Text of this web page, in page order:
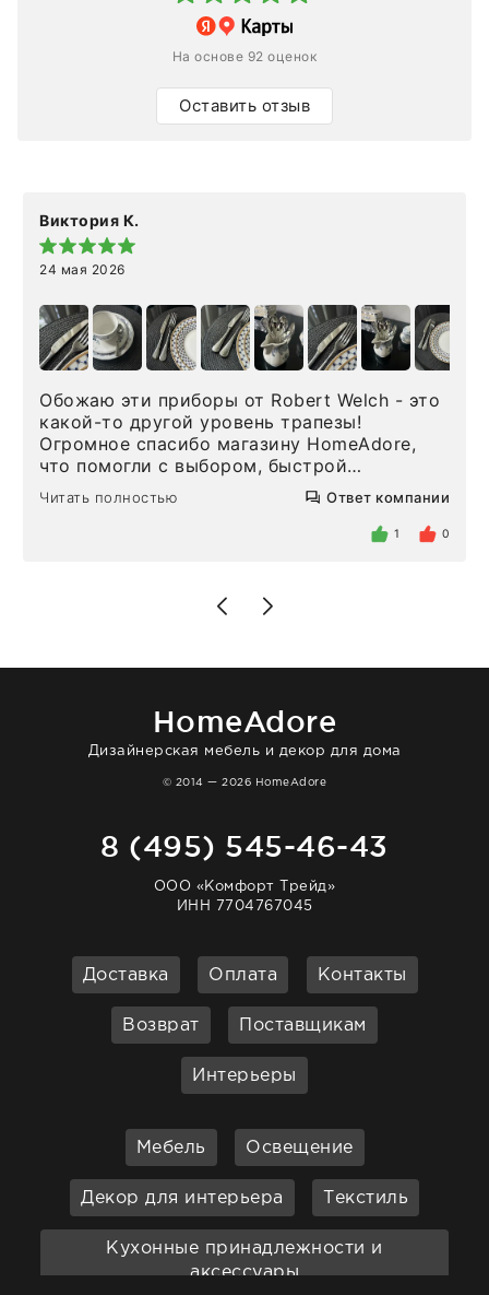
На основе 92 оценок
Оставить отзыв
Виктория К.
24 мая 2026
Обожаю эти приборы от Robert Welch - это
какой-то другой уровень трапезы!
Огромное спасибо магазину HomeAdore,
что помогли с выбором, быстрой
доставкой и высоким сервисом. Один раз
была здесь лично, забирала чайные ложки,
внутри очень много антикварной посуды,
Позже заказывала остальные приборы -
доставили сдэком на следующий день к
отвечает очень быстро. Взаимодействием
Читать полностью Ответ компании
1 0
HomeAdore
Дизайнерская мебель и декор для дома
© 2014 — 2026 HomeAdore
8 (495) 545-46-43
ООО «Комфорт Трейд»
ИНН 7704767045
Доставка Оплата Контакты
Возврат Поставщикам
Интерьеры
Мебель Освещение
Декор для интерьера Текстиль
Кухонные принадлежности и
аксессуары